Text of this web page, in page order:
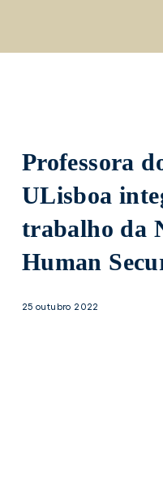
Professora
ULisboa
trabalho da
Human
25 outubro 2022